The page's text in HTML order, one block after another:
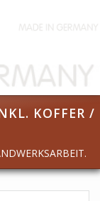
KOFFER /